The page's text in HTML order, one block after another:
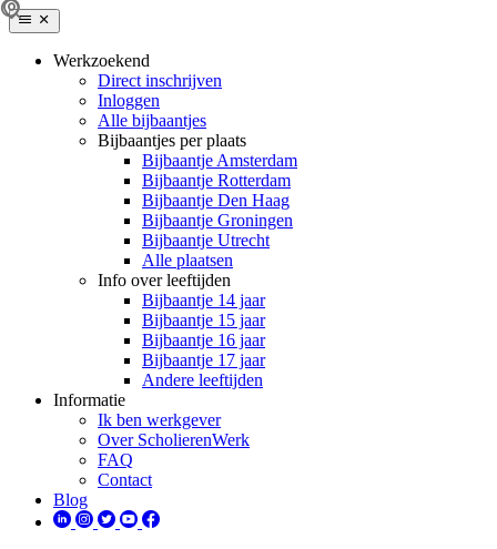
Werkzoekend
Direct inschrijven
Inloggen
Alle bijbaantjes
Bijbaantjes per plaats
Bijbaantje Amsterdam
Bijbaantje Rotterdam
Bijbaantje Den Haag
Bijbaantje Groningen
Bijbaantje Utrecht
Alle plaatsen
Info over leeftijden
Bijbaantje 14 jaar
Bijbaantje 15 jaar
Bijbaantje 16 jaar
Bijbaantje 17 jaar
Andere leeftijden
Informatie
Ik ben werkgever
Over ScholierenWerk
FAQ
Contact
Blog